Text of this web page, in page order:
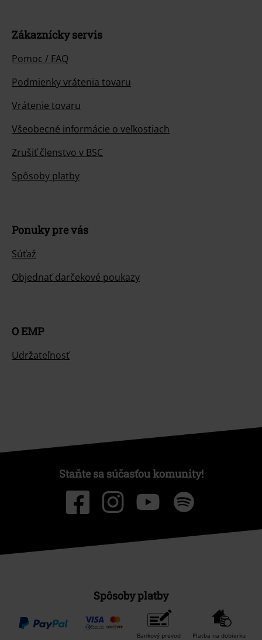
Zákaznícky servis
Pomoc / FAQ
Podmienky vrátenia tovaru
Vrátenie tovaru
Všeobecné informácie o veľkostiach
Zrušiť členstvo v BSC
Spôsoby platby
Ponuky pre vás
Súťaž
Objednať darčekové poukazy
O EMP
Udržateľnosť
Staňte sa súčasťou komunity!
Spôsoby platby
Bankový prevod Platba na dobierku